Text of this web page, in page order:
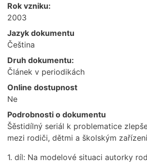
Rok vzniku:
2003
Jazyk dokumentu
Čeština
Druh dokumentu:
Článek v periodikách
Online dostupnost
Ne
Podrobnosti o dokumentu
Šěstidílný seriál k problematice
mezi rodiči, dětmi a školským
1. díl: Na modelové situaci autorky